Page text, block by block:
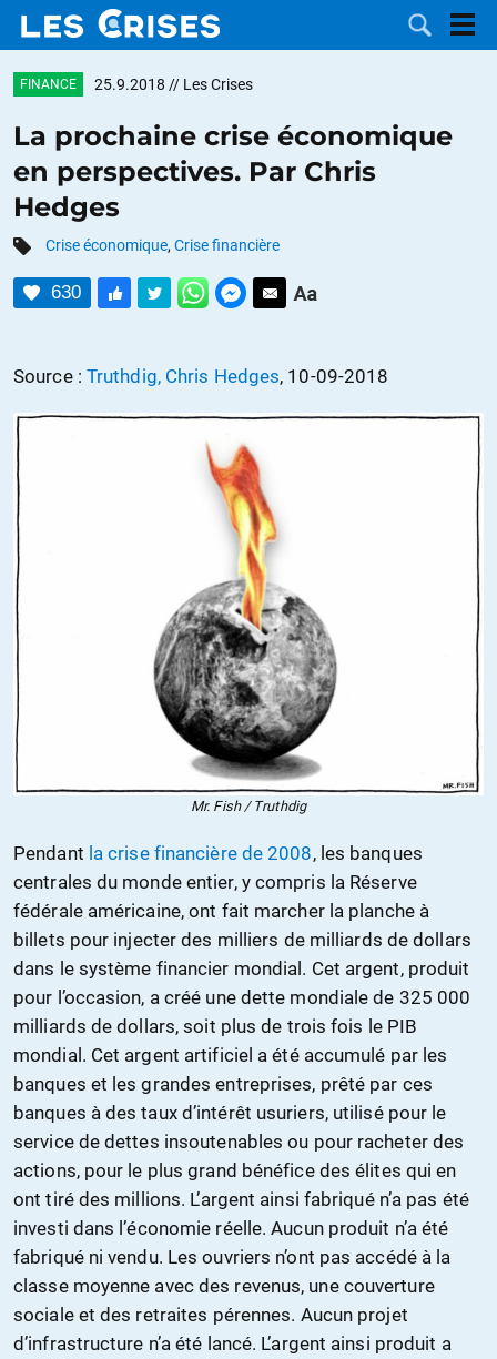
DOSSIERS
CATÉGORIES
MOTS CLÉS
CONTACTER
FAIRE UN
DON
FINANCE 25.9.2018 // Les Crises
La prochaine crise économique
en perspectives. Par Chris
Hedges
Crise économique, Crise financière
630
Source : Truthdig, Chris Hedges, 10-09-2018
Mr. Fish / Truthdig
Pendant la crise financière de 2008, les banques
centrales du monde entier, y compris la Réserve
fédérale américaine, ont fait marcher la planche à
billets pour injecter des milliers de milliards de dollars
dans le système financier mondial. Cet argent, produit
pour l’occasion, a créé une dette mondiale de 325 000
milliards de dollars, soit plus de trois fois le PIB
mondial. Cet argent artificiel a été accumulé par les
banques et les grandes entreprises, prêté par ces
banques à des taux d’intérêt usuriers, utilisé pour le
service de dettes insoutenables ou pour racheter des
actions, pour le plus grand bénéfice des élites qui en
ont tiré des millions. L’argent ainsi fabriqué n’a pas été
investi dans l’économie réelle. Aucun produit n’a été
fabriqué ni vendu. Les ouvriers n’ont pas accédé à la
classe moyenne avec des revenus, une couverture
sociale et des retraites pérennes. Aucun projet
d’infrastructure n’a été lancé. L’argent ainsi produit a